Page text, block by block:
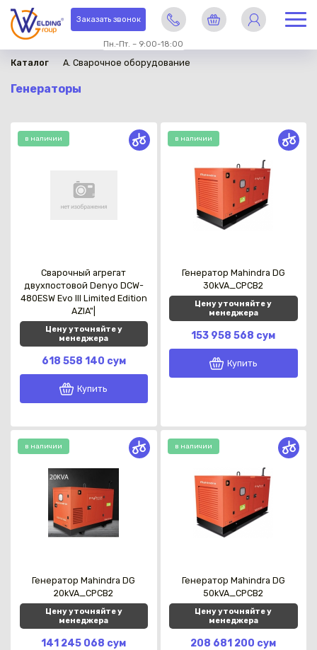
Заказать звонок
Пн.-Пт. – 9:00-18:00
Каталог A. Сварочное оборудование
Генераторы
в наличии
Сварочный агрегат
двухпостовой Denyo DCW-
480ESW Evo III Limited Edition
AZIA"|
Цену уточняйте у
менеджера
618 558 140 сум
Купить
в наличии
Генератор Mahindra DG
30kVA_CPCB2
Цену уточняйте у
менеджера
153 958 568 сум
Купить
в наличии
Генератор Mahindra DG
20kVA_CPCB2
Цену уточняйте у
менеджера
141 245 068 сум
в наличии
Генератор Mahindra DG
50kVA_CPCB2
Цену уточняйте у
менеджера
208 681 200 сум